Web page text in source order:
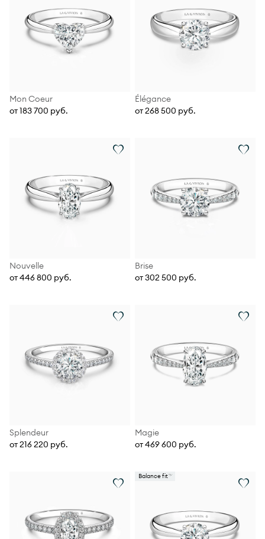
Mon Coeur
от 183 700 руб.
Élégance
от 268 500 руб.
Nouvelle
от 446 800 руб.
Brise
от 302 500 руб.
Splendeur
от 216 220 руб.
Magie
от 469 600 руб.
Balance fit